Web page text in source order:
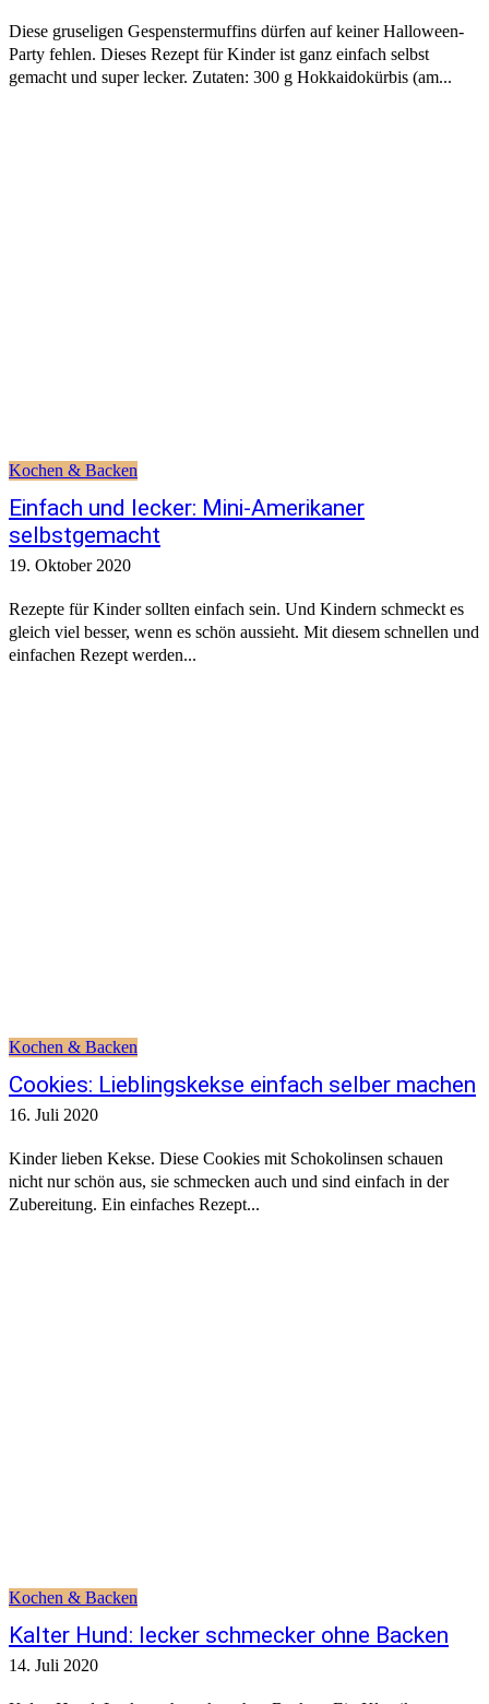
Diese gruseligen Gespenstermuffins dürfen auf keiner Halloween-
Party fehlen. Dieses Rezept für Kinder ist ganz einfach selbst
gemacht und super lecker. Zutaten: 300 g Hokkaidokürbis (am...
Kochen & Backen
Einfach und lecker: Mini-Amerikaner
selbstgemacht
19. Oktober 2020
Rezepte für Kinder sollten einfach sein. Und Kindern schmeckt es
gleich viel besser, wenn es schön aussieht. Mit diesem schnellen und
einfachen Rezept werden...
Kochen & Backen
Cookies: Lieblingskekse einfach selber machen
16. Juli 2020
Kinder lieben Kekse. Diese Cookies mit Schokolinsen schauen
nicht nur schön aus, sie schmecken auch und sind einfach in der
Zubereitung. Ein einfaches Rezept...
Kochen & Backen
Kalter Hund: lecker schmecker ohne Backen
14. Juli 2020